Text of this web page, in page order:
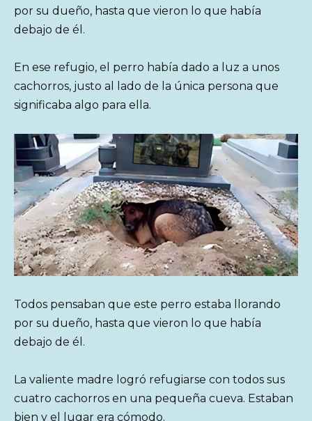
por su dueño, hasta que vieron lo que había
debajo de él.
En ese refugio, el perro había dado a luz a unos
cachorros, justo al lado de la única persona que
significaba algo para ella.
Todos pensaban que este perro estaba llorando
por su dueño, hasta que vieron lo que había
debajo de él.
La valiente madre logró refugiarse con todos sus
cuatro cachorros en una pequeña cueva. Estaban
bien y el lugar era cómodo.